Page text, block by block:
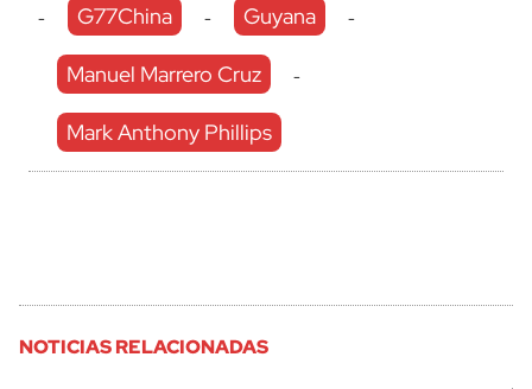
- G77China - Guyana -
Manuel Marrero Cruz -
Mark Anthony Phillips
NOTICIAS RELACIONADAS